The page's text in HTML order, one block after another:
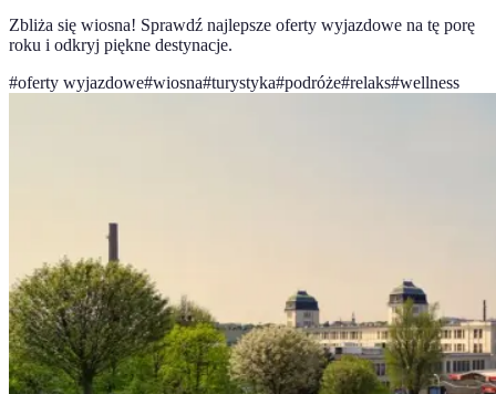
Zbliża się wiosna! Sprawdź najlepsze oferty wyjazdowe na tę porę
roku i odkryj piękne destynacje.
#oferty wyjazdowe#wiosna#turystyka#podróże#relaks#wellness